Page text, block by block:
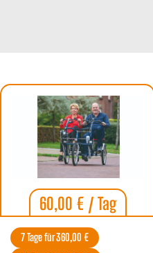
60,00 € / Tag
7 Tage für 360,00 €